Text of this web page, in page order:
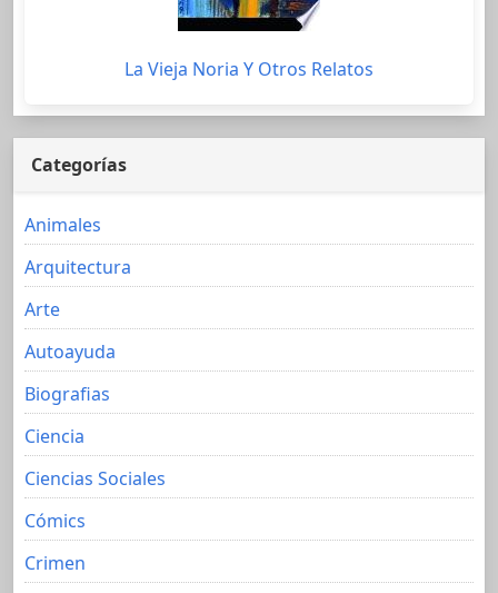
La Vieja Noria Y Otros Relatos
Categorías
Animales
Arquitectura
Arte
Autoayuda
Biografias
Ciencia
Ciencias Sociales
Cómics
Crimen